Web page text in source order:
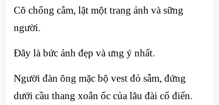
Cô chống cằm, lật một trang ảnh và sững
người.
Đây là bức ảnh đẹp và ưng ý nhất.
Người đàn ông mặc bộ vest đỏ sẫm, đứng
dưới cầu thang xoắn ốc của lâu đài cổ điển.